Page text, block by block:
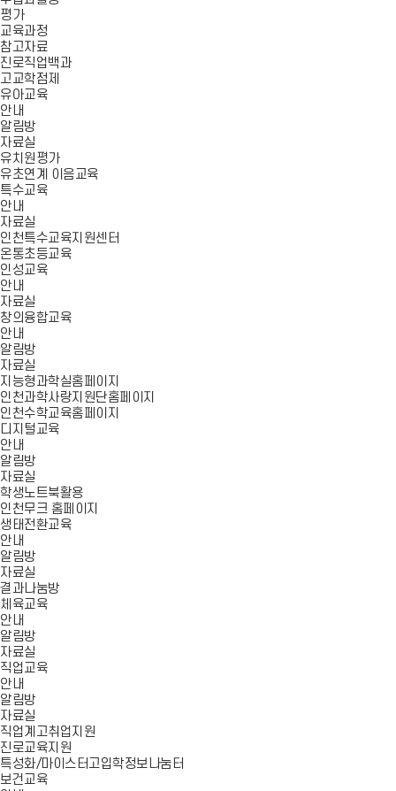
평가
교육과정
참고자료
진로직업백과
고교학점제
유아교육
안내
알림방
자료실
유치원평가
유초연계 이음교육
특수교육
안내
자료실
인천특수교육지원센터
온통초등교육
인성교육
안내
자료실
창의융합교육
안내
알림방
자료실
지능형과학실홈페이지
인천과학사랑지원단홈페이지
인천수학교육홈페이지
디지털교육
안내
알림방
자료실
학생노트북활용
인천무크 홈페이지
생태전환교육
안내
알림방
자료실
결과나눔방
체육교육
안내
알림방
자료실
직업교육
안내
알림방
자료실
직업계고취업지원
진로교육지원
특성화/마이스터고입학정보나눔터
보건교육